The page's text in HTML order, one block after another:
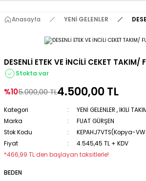
Anasayfa YENİ GELENLER
DESENLİ ETEK VE İNCİLİ CEKET TAKIM/
Stokta var
%105.000,00 TL4.500,00 TL
Kategori YENİ GELENLER , İKİLİ
Marka
FUAT GÜRŞEN
Stok Kodu
KEPAHJ7VTS(Kopya-
Fiyat
4.545,45 TL + KDV
*466,99 TL den başlayan taksitlerle!
BEDEN